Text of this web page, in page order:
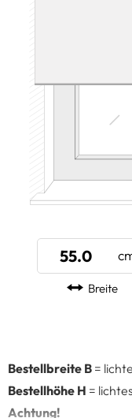
Breite
Bestellbreite B =
Bestellhöhe H =
Achtung!